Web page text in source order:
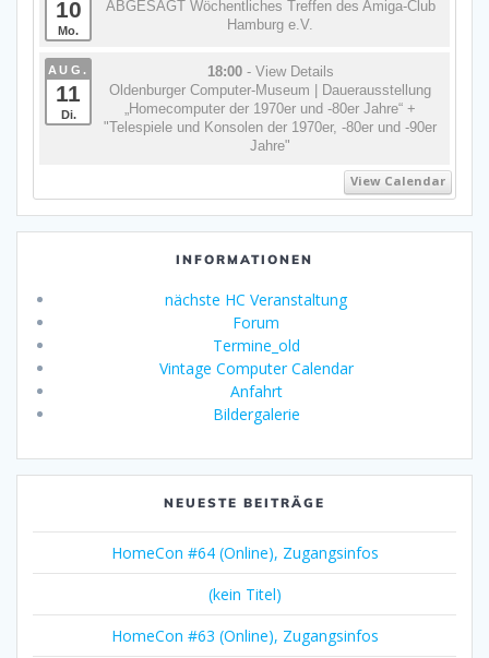
10
Mo.
ABGESAGT Wöchentliches Treffen des Amiga-Club
Hamburg e.V.
AUG.
11
Di.
18:00 - View Details
Oldenburger Computer-Museum | Dauerausstellung
„Homecomputer der 1970er und -80er Jahre“ +
"Telespiele und Konsolen der 1970er, -80er und -90er
Jahre"
View Calendar
INFORMATIONEN
nächste HC Veranstaltung
Forum
Termine_old
Vintage Computer Calendar
Anfahrt
Bildergalerie
NEUESTE BEITRÄGE
HomeCon #64 (Online), Zugangsinfos
(kein Titel)
HomeCon #63 (Online), Zugangsinfos